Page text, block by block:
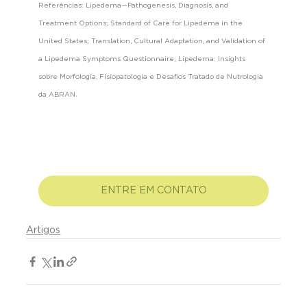
Referências: Lipedema—Pathogenesis, Diagnosis, and
Treatment Options; Standard of Care for Lipedema in the
United States; Translation, Cultural Adaptation, and Validation of
a Lipedema Symptoms Questionnaire; Lipedema: Insights
sobre Morfologia, Fisiopatologia e Desafios Tratado de Nutrologia
da ABRAN.
ENTRE EM CONTATO
Artigos